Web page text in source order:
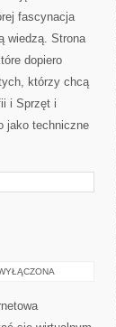
fascynacja
wiedzą. Strona
dopiero
którzy chcą
i Sprzęt i
jako techniczne